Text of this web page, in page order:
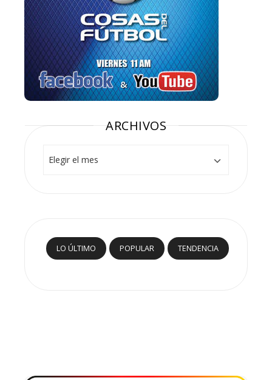
ARCHIVOS
LO ÚLTIMO POPULAR TENDENCIA